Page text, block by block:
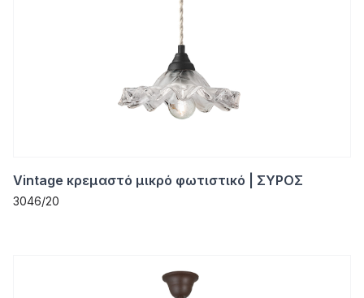
Vintage κρεμαστό μικρό φωτιστικό | ΣΥΡΟΣ
3046/20